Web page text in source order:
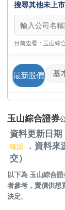
搜尋其他未上
搜尋其他未上
目前查看：玉山綜
最新股價 基
玉山綜合證券
資料更新日期
確認
．資料來
交）
以下為 玉山綜合
者參考，賣價供想
決定。